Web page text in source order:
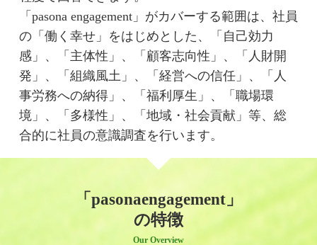
「pasona engagement」がカバーする範囲は、社員
の「働く幸せ」をはじめとした、「自己効力
感」、「主体性」、「顧客志向性」、「人財開
発」、「組織風土」、「経営への信任」、「人
事労務への納得」、「福利厚生」、「職場環
境」、「多様性」、「地域・社会貢献」等、総
合的に社員の意識調査を行います。
「pasonaengagement」
の特徴
Our Overview